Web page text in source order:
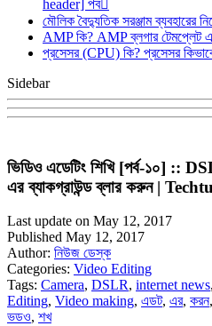
header] পব
মৌলিক বৈদ্যুতিক সরঞ্জাম ব্যবহারের
AMP কি? AMP ব্লগার টেমপ্লেট
প্রসেসর (CPU) কি? প্রসেসর
Sidebar
ভিডিও এডেটিং শিখি [পর্ব-১০] ::
এর ব্যাকগ্রাউন্ড ব্লার করুন |
Last update on May 12, 2017
Published May 12, 2017
Author: নিউজ ডেস্ক
Categories: Video Editing
Tags: Camera, DSLR, internet news,
Editing, Video making, এডট, এর, করন,
ভডও, শখ